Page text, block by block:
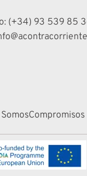
(+34) 93 539 85
Compromisos